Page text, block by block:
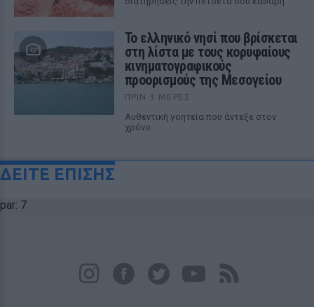
Το ελληνικό νησί που βρίσκεται
στη λίστα με τους κορυφαίους
κινηματογραφικούς
προορισμούς της Μεσογείου
ΠΡΙΝ 3 ΜΈΡΕΣ
Αυθεντική γοητεία που άντεξε στον
χρόνο
ΔΕΙΤΕ ΕΠΙΣΗΣ
par: 7